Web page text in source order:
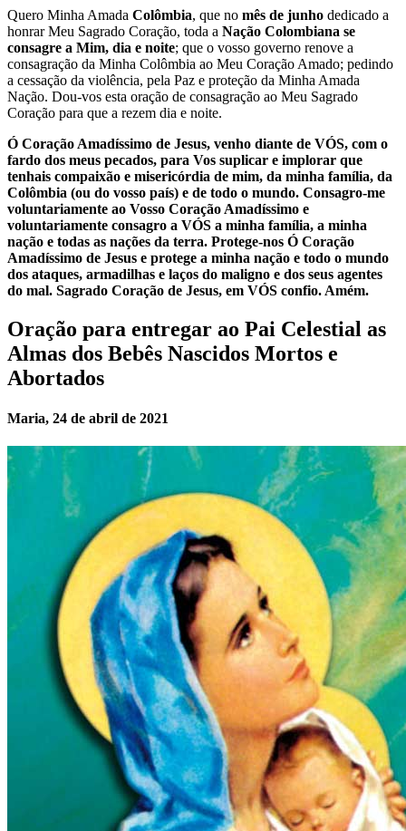
Quero Minha Amada Colômbia, que no mês de junho dedicado a
honrar Meu Sagrado Coração, toda a Nação Colombiana se
consagre a Mim, dia e noite; que o vosso governo renove a
consagração da Minha Colômbia ao Meu Coração Amado; pedindo
a cessação da violência, pela Paz e proteção da Minha Amada
Nação. Dou-vos esta oração de consagração ao Meu Sagrado
Coração para que a rezem dia e noite.
Ó Coração Amadíssimo de Jesus, venho diante de VÓS, com o
fardo dos meus pecados, para Vos suplicar e implorar que
tenhais compaixão e misericórdia de mim, da minha família, da
Colômbia (ou do vosso país) e de todo o mundo. Consagro-me
voluntariamente ao Vosso Coração Amadíssimo e
voluntariamente consagro a VÓS a minha família, a minha
nação e todas as nações da terra. Protege-nos Ó Coração
Amadíssimo de Jesus e protege a minha nação e todo o mundo
dos ataques, armadilhas e laços do maligno e dos seus agentes
do mal. Sagrado Coração de Jesus, em VÓS confio. Amém.
Oração para entregar ao Pai Celestial as
Almas dos Bebês Nascidos Mortos e
Abortados
Maria, 24 de abril de 2021